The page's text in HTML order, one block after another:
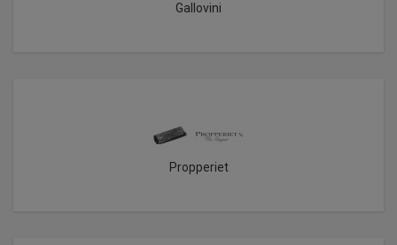
Gallovini
Propperiet